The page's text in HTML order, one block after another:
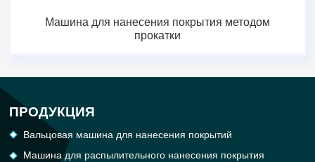
Машина для нанесения покрытия методом
прокатки
ПРОДУКЦИЯ
Вальцовая машина для нанесения покрытий
Машина для распылительного нанесения покрытия